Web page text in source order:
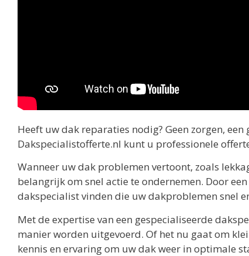
Heeft uw dak reparaties nodig? Geen zorgen,
Dakspecialistofferte.nl kunt u professionele
Wanneer uw dak problemen vertoont, zoals
belangrijk om snel actie te ondernemen. Door een
dakspecialist vinden die uw dakproblemen snel
Met de expertise van een gespecialiseerde
manier worden uitgevoerd. Of het nu gaat om
kennis en ervaring om uw dak weer in optimale